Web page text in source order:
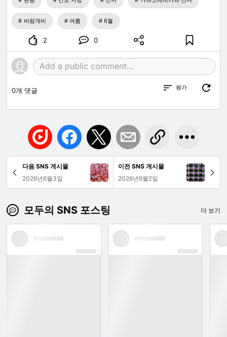
바람개비 여름 6월
2 0
0개 댓글 평가
다음 SNS 게시물
2026년6월3일
이전 SNS 게시물
2026년6월2일
모두의 SNS 포스팅 더 보기